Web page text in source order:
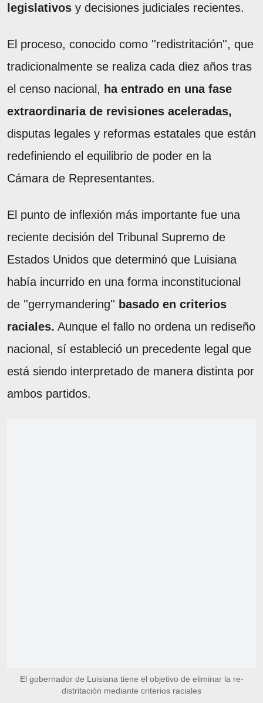
legislativos y decisiones judiciales recientes.
El proceso, conocido como ''redistritación'', que
tradicionalmente se realiza cada diez años tras
el censo nacional, ha entrado en una fase
extraordinaria de revisiones aceleradas,
disputas legales y reformas estatales que están
redefiniendo el equilibrio de poder en la
Cámara de Representantes.
El punto de inflexión más importante fue una
reciente decisión del Tribunal Supremo de
Estados Unidos que determinó que Luisiana
había incurrido en una forma inconstitucional
de ''gerrymandering'' basado en criterios
raciales. Aunque el fallo no ordena un rediseño
nacional, sí estableció un precedente legal que
está siendo interpretado de manera distinta por
ambos partidos.
El gobernador de Luisiana tiene el objetivo de eliminar la re-
distritación mediante criterios raciales